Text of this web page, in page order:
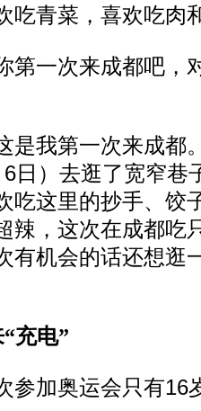
吃青菜，喜欢吃肉
一次来成都吧，
我第一次来成都
日）去逛了宽窄巷
吃这里的抄手、饺
辣，这次在成都吃
有机会的话还想逛
充电”
加奥运会只有16